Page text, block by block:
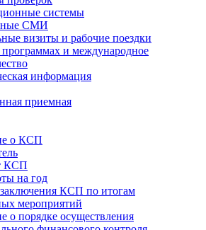
системы
СМИ
визиты и рабочие поездки
программах и международное
информация
приемная
о КСП
КСП
на год
КСП по итогам
мероприятий
о порядке осуществления